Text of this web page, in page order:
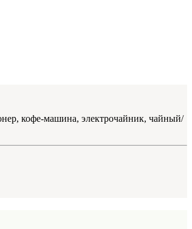
кофе-машина, электрочайник, чайный/